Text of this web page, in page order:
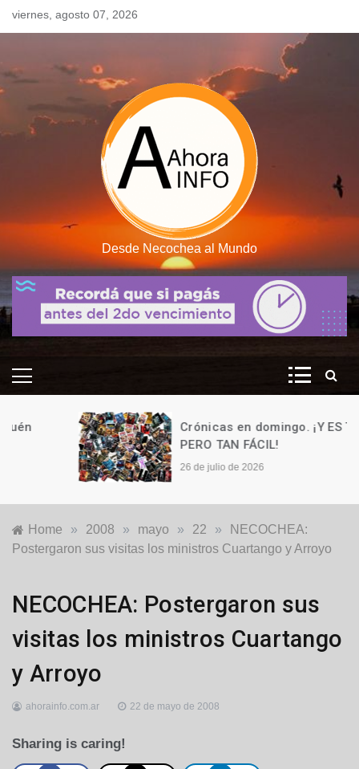
Skipviernes, agosto 07, 2026
Desde Necochea al Mundo
Crónicas en domingo. ¡Y ES TAN,
PERO TAN FÁCIL!
26 de julio de 2026
Home » 2008 » mayo » 22 »
NECOCHEA:
Postergaron sus visitas los ministros Cuartango y Arroyo
Locales
NECOCHEA: Postergaron sus
visitas los ministros Cuartango
y Arroyo
ahorainfo.com.ar 22 de mayo de 2008
Sharing is caring!